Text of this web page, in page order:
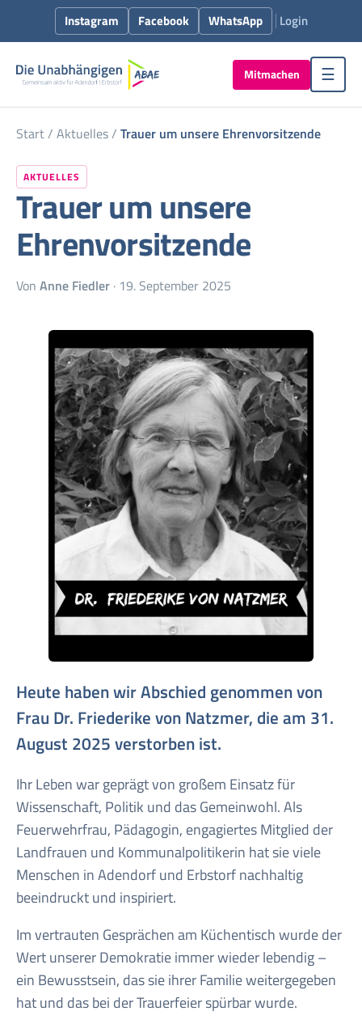
Instagram Facebook WhatsApp Login
Mitmachen ☰
Start/ Aktuelles/ Trauer um unsere Ehrenvorsitzende
AKTUELLES
Trauer um unsere
Ehrenvorsitzende
Von Anne Fiedler · 19. September 2025
Heute haben wir Abschied genommen von
Frau Dr. Friederike von Natzmer, die am 31.
August 2025 verstorben ist.
Ihr Leben war geprägt von großem Einsatz für
Wissenschaft, Politik und das Gemeinwohl. Als
Feuerwehrfrau, Pädagogin, engagiertes Mitglied der
Landfrauen und Kommunalpolitikerin hat sie viele
Menschen in Adendorf und Erbstorf nachhaltig
beeindruckt und inspiriert.
Im vertrauten Gesprächen am Küchentisch wurde der
Wert unserer Demokratie immer wieder lebendig –
ein Bewusstsein, das sie ihrer Familie weitergegeben
hat und das bei der Trauerfeier spürbar wurde.